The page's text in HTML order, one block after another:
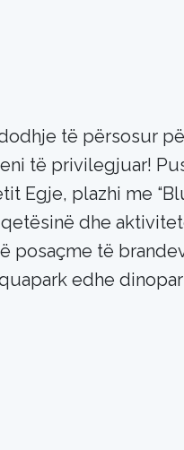
të përsosur
të privilegjuar!
Egje, plazhi me
dhe
posaçme të
edhe